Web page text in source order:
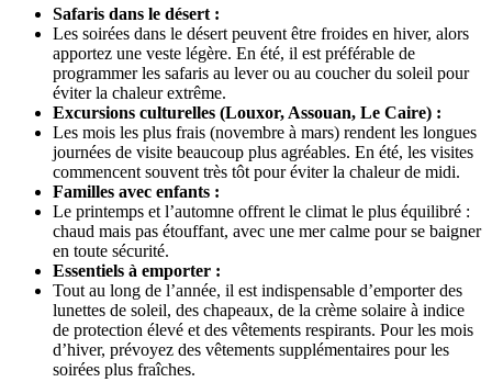
Safaris dans le désert :
Les soirées dans le désert peuvent être froides en hiver, alors
apportez une veste légère. En été, il est préférable de
programmer les safaris au lever ou au coucher du soleil pour
éviter la chaleur extrême.
Excursions culturelles (Louxor, Assouan, Le Caire) :
Les mois les plus frais (novembre à mars) rendent les longues
journées de visite beaucoup plus agréables. En été, les visites
commencent souvent très tôt pour éviter la chaleur de midi.
Familles avec enfants :
Le printemps et l’automne offrent le climat le plus équilibré :
chaud mais pas étouffant, avec une mer calme pour se baigner
en toute sécurité.
Essentiels à emporter :
Tout au long de l’année, il est indispensable d’emporter des
lunettes de soleil, des chapeaux, de la crème solaire à indice
de protection élevé et des vêtements respirants. Pour les mois
d’hiver, prévoyez des vêtements supplémentaires pour les
soirées plus fraîches.